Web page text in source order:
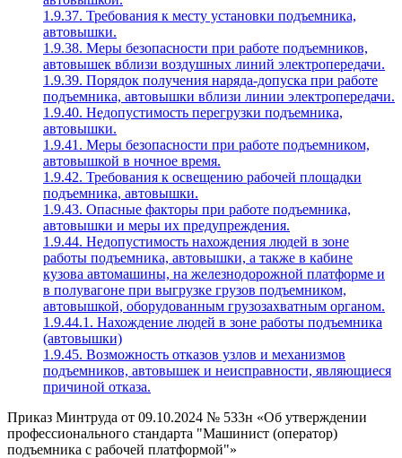
1.9.37. Требования к месту установки подъемника,
автовышки.
1.9.38. Меры безопасности при работе подъемников,
автовышек вблизи воздушных линий электропередачи.
1.9.39. Порядок получения наряда-допуска при работе
подъемника, автовышки вблизи линии электропередачи.
1.9.40. Недопустимость перегрузки подъемника,
автовышки.
1.9.41. Меры безопасности при работе подъемником,
автовышкой в ночное время.
1.9.42. Требования к освещению рабочей площадки
подъемника, автовышки.
1.9.43. Опасные факторы при работе подъемника,
автовышки и меры их предупреждения.
1.9.44. Недопустимость нахождения людей в зоне
работы подъемника, автовышки, а также в кабине
кузова автомашины, на железнодорожной платформе и
в полувагоне при выгрузке грузов подъемником,
автовышкой, оборудованным грузозахватным органом.
1.9.44.1. Нахождение людей в зоне работы подъемника
(автовышки)
1.9.45. Возможность отказов узлов и механизмов
подъемников, автовышек и неисправности, являющиеся
причиной отказа.
Приказ Минтруда от 09.10.2024 № 533н «Об утверждении
профессионального стандарта "Машинист (оператор)
подъемника с рабочей платформой"»